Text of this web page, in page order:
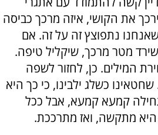
את הקושי, איזה מרכך כביסה
נתפוצץ זה על זה. אם
מטר מרכך, שיקליל טיפה.
המילים. כן, לחזור לשפה
כשלג ילבינו, כי כך היא
קמעא קמעא, אבל ככל
מתקשה, ואז מתרככת.